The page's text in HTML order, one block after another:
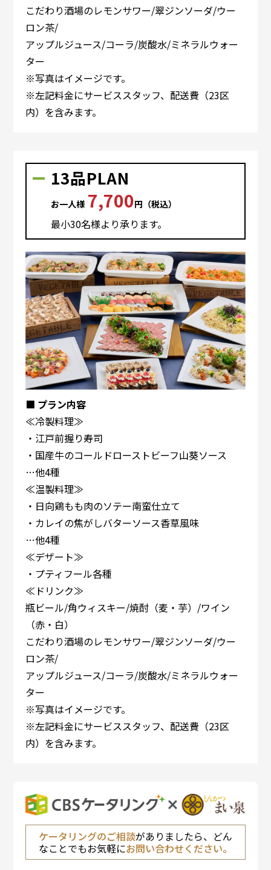
こだわり酒場のレモンサワー/翠ジンソーダ/ウー
ロン茶/
アップルジュース/コーラ/炭酸水/ミネラルウォー
ター
※写真はイメージです。
※左記料金にサービススタッフ、配送費（23区
内）を含みます。
13品PLAN
お⼀⼈様 7,700円（税込）
最⼩30名様より承ります。
■ プラン内容
≪冷製料理≫
・江戸前握り寿司
・国産牛のコールドローストビーフ山葵ソース
…他4種
≪温製料理≫
・日向鶏もも肉のソテー南蛮仕立て
・カレイの焦がしバターソース香草風味
…他4種
≪デザート≫
・プティフール各種
≪ドリンク≫
瓶ビール/角ウィスキー/焼酎（麦・芋）/ワイン
（赤・白）
こだわり酒場のレモンサワー/翠ジンソーダ/ウー
ロン茶/
アップルジュース/コーラ/炭酸水/ミネラルウォー
ター
※写真はイメージです。
※左記料金にサービススタッフ、配送費（23区
内）を含みます。
ケータリングのご相談がありましたら、どん
なことでもお気軽にお問い合わせください。